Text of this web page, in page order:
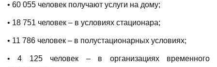
• 60 055 человек получают услуги на дому;
• 18 751 человек – в условиях стационара;
• 11 786 человек – в полустационарных условиях;
• 4 125 человек – в организациях временного